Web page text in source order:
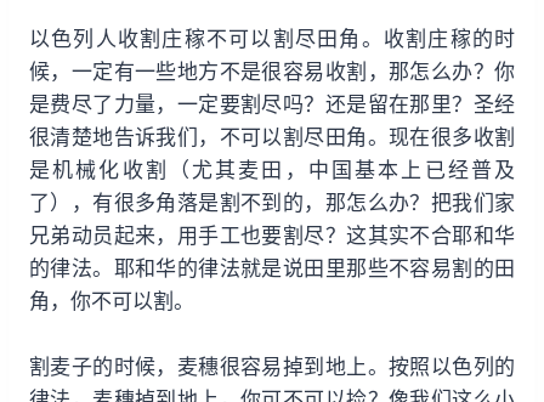
以色列人收割庄稼不可以割尽田角。收割庄稼的时
候，一定有一些地方不是很容易收割，那怎么办？你
是费尽了力量，一定要割尽吗？还是留在那里？圣经
很清楚地告诉我们，不可以割尽田角。现在很多收割
是机械化收割（尤其麦田，中国基本上已经普及
了），有很多角落是割不到的，那怎么办？把我们家
兄弟动员起来，用手工也要割尽？这其实不合耶和华
的律法。耶和华的律法就是说田里那些不容易割的田
角，你不可以割。
割麦子的时候，麦穗很容易掉到地上。按照以色列的